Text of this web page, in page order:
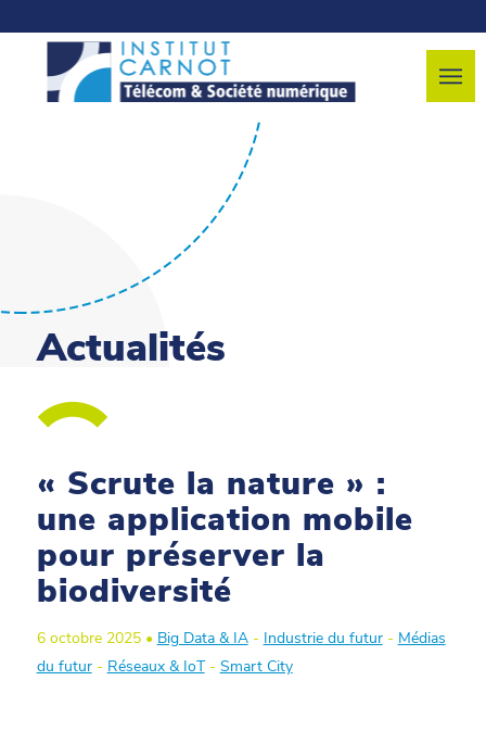
Actualités
« Scrute la nature » :
une application mobile
pour préserver la
biodiversité
6 octobre 2025 • Big Data & IA- Industrie du futur- Médias
du futur- Réseaux & IoT- Smart City